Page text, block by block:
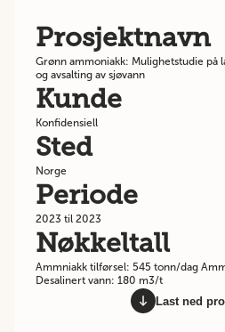
Prosjektnavn
Grønn ammoniakk: Mulighetstudie på
og avsalting av sjøvann
Kunde
Konfidensiell
Sted
Norge
Periode
2023 til 2023
Nøkkeltall
Ammniakk tilførsel: 545 tonn/dag
Desalinert vann: 180 m3/t
Last ned